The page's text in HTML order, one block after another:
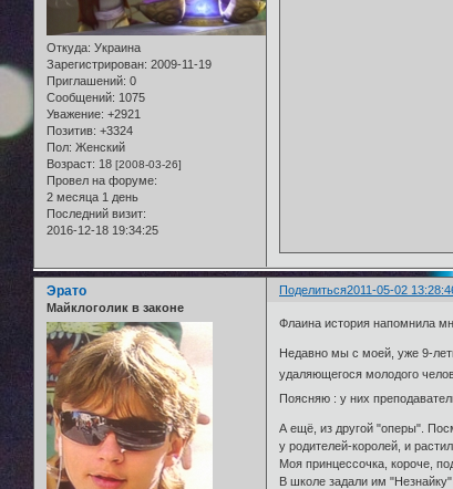
Откуда: Украина
Зарегистрирован: 2009-11-19
Приглашений: 0
Сообщений: 1075
Уважение: +2921
Позитив: +3324
Пол: Женский
Возраст: 18 [2008-03-26]
Провел на форуме:
2 месяца 1 день
Последний визит:
2016-12-18 19:34:25
Поделиться2011-05-02
Эрато
Майклоголик в законе
Флаина история напомнила
Недавно мы с моей, уже 9-
удаляющегося молодого
Поясняю : у них
А ещё, из другой "оперы".
у родителей-королей, и
Моя принцессочка, короче,
В школе задали им